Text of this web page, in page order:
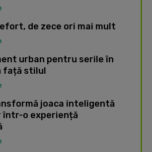
de zece ori mai mult
urban pentru serile în
față stilul
joaca inteligentă
într-o experiență